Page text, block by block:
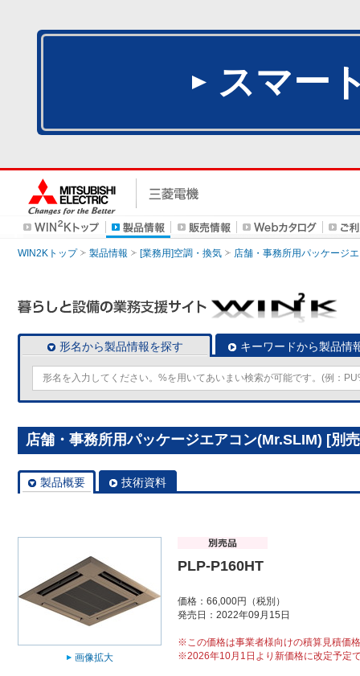
スマー
WIN2Kトップ 製品情報 [業務用]空調・換気 店舗・事務所用パッケージ
形名から製品情報を探す キーワードから製品情
店舗・事務所用パッケージエアコン(Mr.SLIM) [別
製品概要 技術資料
画像拡大
PLP-P160HT
価格：66,000円（税別）
発売日：2022年09月15日
※この価格は事業者様向けの積算見積価
※2026年10月1日より新価格に改定予定